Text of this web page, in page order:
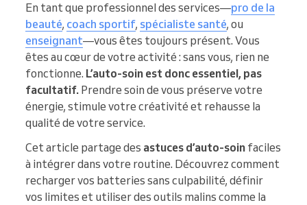
En tant que professionnel des services—pro de la
beauté, coach sportif, spécialiste santé, ou
enseignant—vous êtes toujours présent. Vous
êtes au cœur de votre activité : sans vous, rien ne
fonctionne. L’auto-soin est donc essentiel, pas
facultatif. Prendre soin de vous préserve votre
énergie, stimule votre créativité et rehausse la
qualité de votre service.
Cet article partage des astuces d’auto-soin faciles
à intégrer dans votre routine. Découvrez comment
recharger vos batteries sans culpabilité, définir
vos limites et utiliser des outils malins comme la